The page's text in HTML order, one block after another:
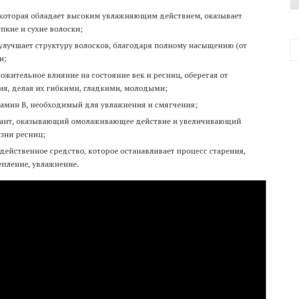
обладает высоким увлажняющим действием, оказывает
и сухие волоски;
структуру волосков, благодаря полному насыщению (от
влияние на состояние век и ресниц, оберегая от
делая их гибкими, гладкими, молодыми;
В, необходимый для увлажнения и смягчения;
оказывающий омолаживающее действие и увеличивающий
ресниц;
средство, которое останавливает процесс старения,
увлажнение.